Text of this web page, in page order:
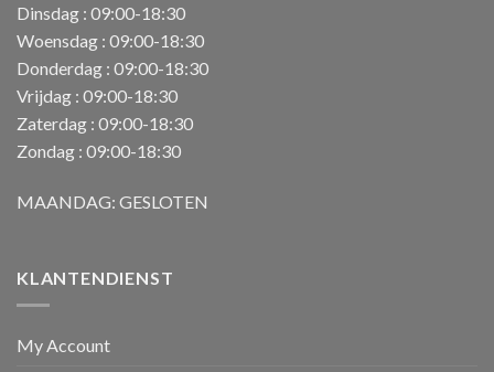
Dinsdag : 09:00-18:30
Woensdag : 09:00-18:30
Donderdag : 09:00-18:30
Vrijdag : 09:00-18:30
Zaterdag : 09:00-18:30
Zondag : 09:00-18:30
MAANDAG: GESLOTEN
KLANTENDIENST
My Account